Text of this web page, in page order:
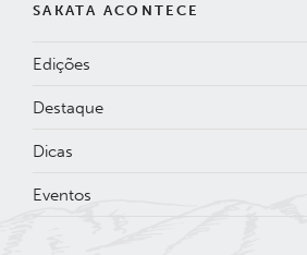
SAKATA ACONTECE
Edições
Destaque
Dicas
Eventos